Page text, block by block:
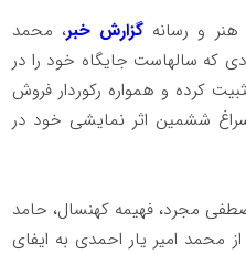
هنر و رسانه گزارش خبر، محمد
که سالهاست جایگاه خود را در
کرده و همواره رکوردار فروش
ششمین اثر نمایشی خود در
مجرد، فهیمه کهنسال، حامد
محمد امیر یار احمدی به ایفای